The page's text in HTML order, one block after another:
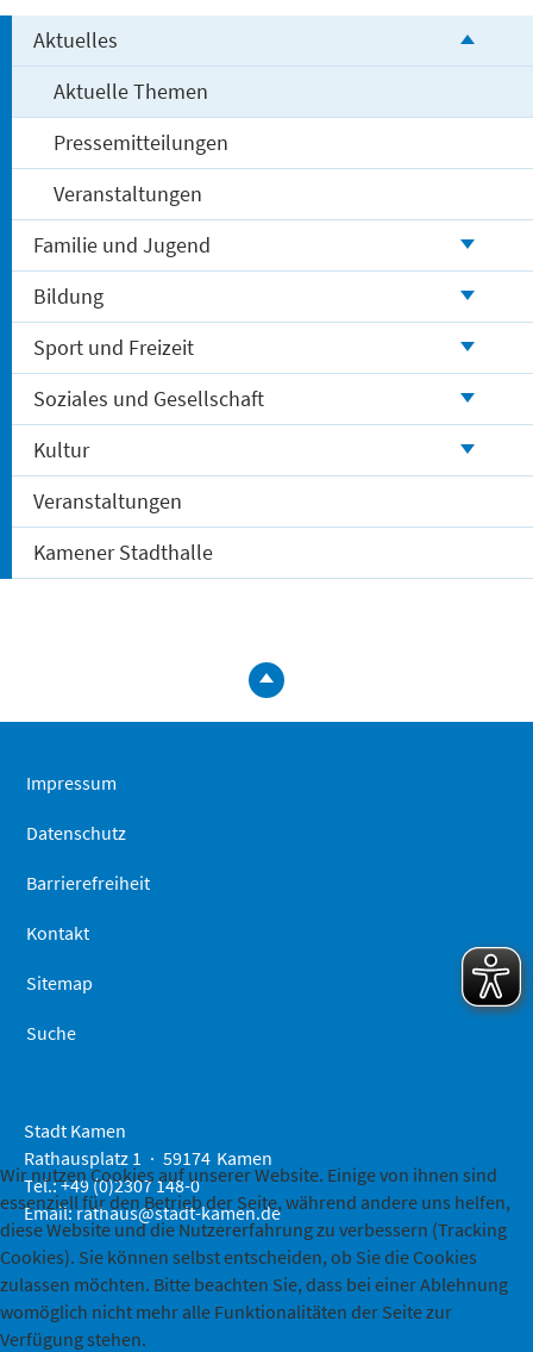
Aktuelles
Aktuelle Themen
Pressemitteilungen
Veranstaltungen
Familie und Jugend
Bildung
Sport und Freizeit
Soziales und Gesellschaft
Kultur
Veranstaltungen
Kamener Stadthalle
zum
Impressum
Datenschutz
Barrierefreiheit
Kontakt
Sitemap
Suche
Stadt Kamen
Rathausplatz 1
59174 Kamen
Tel.: +49 (0)2307 148-0
Email:rathaus@stadt-kamen.de
Wir nutzen Cookies auf unserer Website. Einige von ihnen sind
essenziell für den Betrieb der Seite, während andere uns helfen,
diese Website und die Nutzererfahrung zu verbessern (Tracking
Cookies). Sie können selbst entscheiden, ob Sie die Cookies
zulassen möchten. Bitte beachten Sie, dass bei einer Ablehnung
womöglich nicht mehr alle Funktionalitäten der Seite zur
Verfügung stehen.